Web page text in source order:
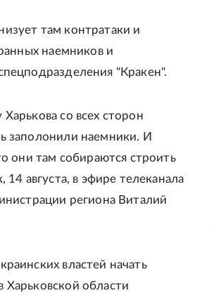
там контратаки и
наемников и
"Кракен".
со всех сторон
заполонили наемники. И
они там собираются строить
августа, в эфире телеканала
региона Виталий
властей начать
области